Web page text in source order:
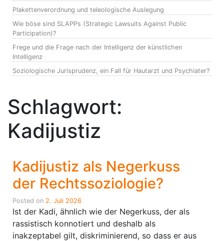
Plakettenverordnung und teleologische Auslegung
Wie böse sind SLAPPs (Strategic Lawsuits Against Public
Participation)?
Frege und die Frage nach der Intelligenz der künstlichen
Intelligenz
Soziologische Jurisprudenz, ein Fall für Hautarzt und Psychiater?
Schlagwort:
Kadijustiz
Kadijustiz als Negerkuss
der Rechtssoziologie?
Posted on 2. Juli 2026
Ist der Kadi, ähnlich wie der Negerkuss, der als
rassistisch konnotiert und deshalb als
inakzeptabel gilt, diskriminierend, so dass er aus